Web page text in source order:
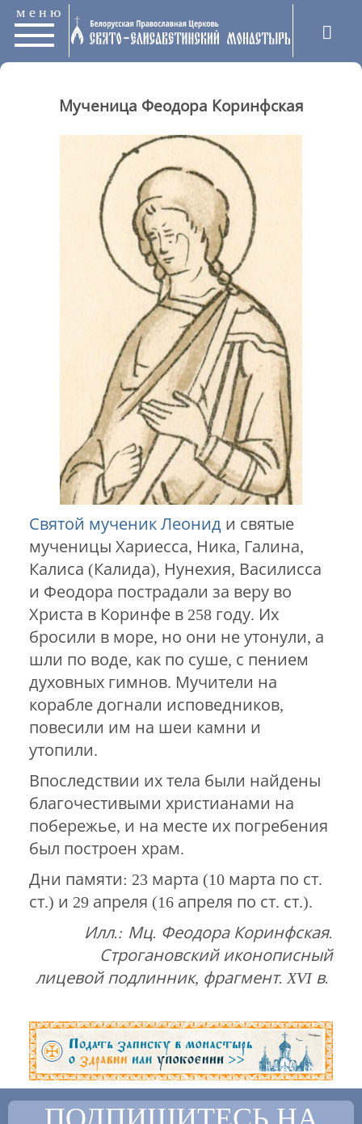
меню
Мученица Феодора Коринфская
Святой мученик Леонид и святые
мученицы Хариесса, Ника, Галина,
Калиса (Калида), Нунехия, Василисса
и Феодора пострадали за веру во
Христа в Коринфе в 258 году. Их
бросили в море, но они не утонули, а
шли по воде, как по суше, с пением
духовных гимнов. Мучители на
корабле догнали исповедников,
повесили им на шеи камни и
утопили.
Впоследствии их тела были найдены
благочестивыми христианами на
побережье, и на месте их погребения
был построен храм.
Дни памяти: 23 марта (10 марта по ст.
ст.) и 29 апреля (16 апреля по ст. ст.).
Илл.: Мц. Феодора Коринфская.
Строгановский иконописный
лицевой подлинник, фрагмент. XVI в.